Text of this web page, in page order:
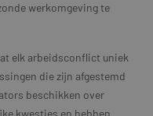
werkomgeving te
elk arbeidsconflict uniek
die zijn afgestemd
beschikken over
kwesties en hebben